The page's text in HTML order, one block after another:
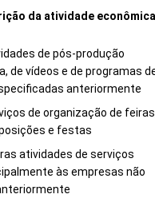
da atividade econômica
de pós-produção
de vídeos e de programas
anteriormente
de organização de
e festas
atividades de serviços
às empresas não